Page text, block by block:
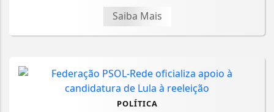
Saiba Mais
POLÍTICA